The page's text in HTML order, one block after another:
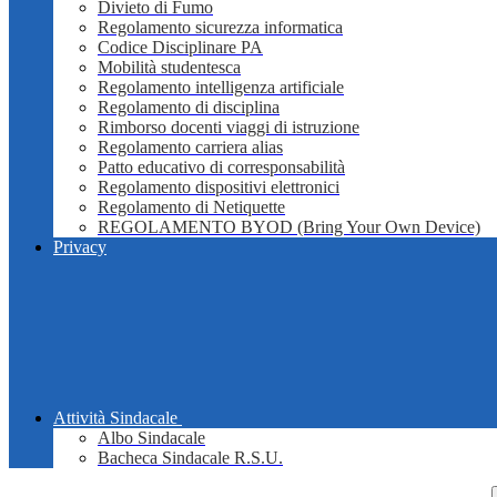
Divieto di Fumo
Regolamento sicurezza informatica
Codice Disciplinare PA
Mobilità studentesca
Regolamento intelligenza artificiale
Regolamento di disciplina
Rimborso docenti viaggi di istruzione
Regolamento carriera alias
Patto educativo di corresponsabilità
Regolamento dispositivi elettronici
Regolamento di Netiquette
REGOLAMENTO BYOD (Bring Your Own Device)
Privacy
Attività Sindacale
Albo Sindacale
Bacheca Sindacale R.S.U.